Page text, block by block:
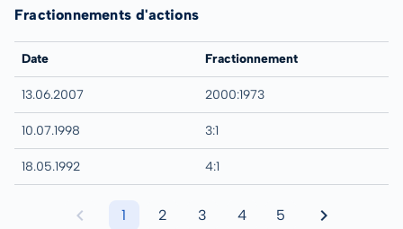
Fractionnements d'actions
Date Fractionnement
13.06.2007 2000:1973
10.07.1998 3:1
18.05.1992 4:1
1 2 3 4 5